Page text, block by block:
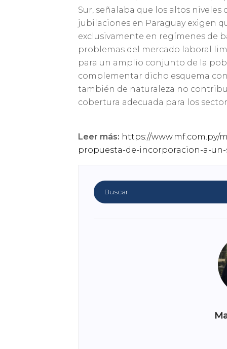
Sur, señalaba que los altos
jubilaciones en Paraguay exigen
exclusivamente en regímenes de
problemas del mercado laboral
para un amplio conjunto de la
complementar dicho esquema
también de naturaleza no
cobertura adecuada para los
Leer más: https://www.mf.com.py/
propuesta-de-incorporacion-a-